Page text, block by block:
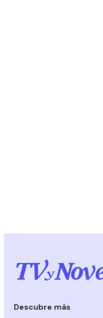
Descubre más